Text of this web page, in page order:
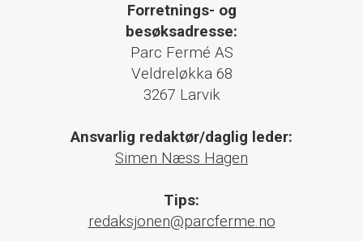
Forretnings- og
besøksadresse:
Parc Fermé AS
Veldreløkka 68
3267 Larvik
Ansvarlig redaktør/daglig leder:
Simen Næss Hagen
Tips:
redaksjonen@parcferme.no